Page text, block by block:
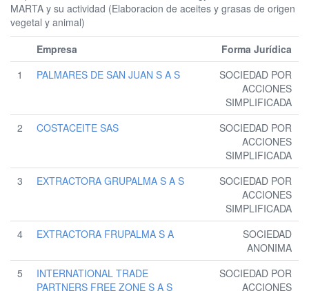
MARTA y su actividad (Elaboracion de aceites y grasas de origen
vegetal y animal)
Empresa
Forma Jurídica
1
PALMARES DE SAN JUAN S A S
SOCIEDAD POR
ACCIONES
SIMPLIFICADA
2
COSTACEITE SAS
SOCIEDAD POR
ACCIONES
SIMPLIFICADA
3
EXTRACTORA GRUPALMA S A S
SOCIEDAD POR
ACCIONES
SIMPLIFICADA
4
EXTRACTORA FRUPALMA S A
SOCIEDAD
ANONIMA
5
INTERNATIONAL TRADE
PARTNERS FREE ZONE S A S
SOCIEDAD POR
ACCIONES